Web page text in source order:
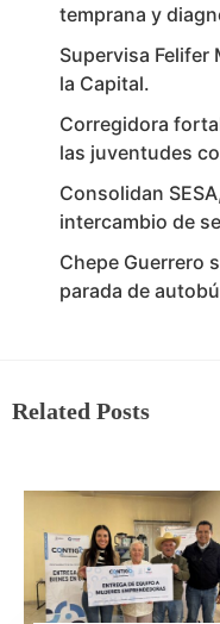
temprana y
Supervisa Felifer
la Capital.
Corregidora
las juventudes
Consolidan
intercambio de
Chepe Guerrero
parada de
Related Posts